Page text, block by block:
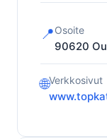
📍Osoite
90620
🌐Verkkosivut